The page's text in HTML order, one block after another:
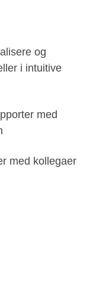
og
i intuitive
med
med kollegaer